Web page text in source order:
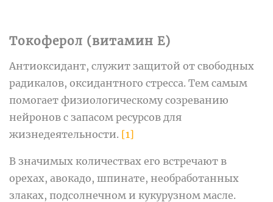
Токоферол (витамин E)
Антиоксидант, служит защитой от свободных
радикалов, оксидантного стресса. Тем самым
помогает физиологическому созреванию
нейронов с запасом ресурсов для
жизнедеятельности. [1]
В значимых количествах его встречают в
орехах, авокадо, шпинате, необработанных
злаках, подсолнечном и кукурузном масле.